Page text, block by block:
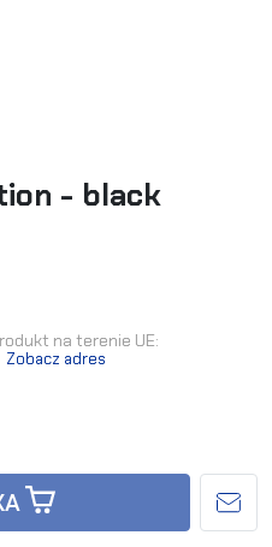
- black
na terenie UE:
Zobacz adres